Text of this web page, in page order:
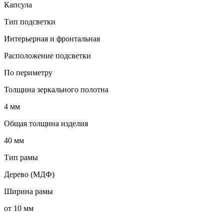
Капсула
Тип подсветки
Интерьерная и фронтальная
Расположение подсветки
По периметру
Толщина зеркального полотна
4 мм
Общая толщина изделия
40 мм
Тип рамы
Дерево (МДФ)
Ширина рамы
от 10 мм